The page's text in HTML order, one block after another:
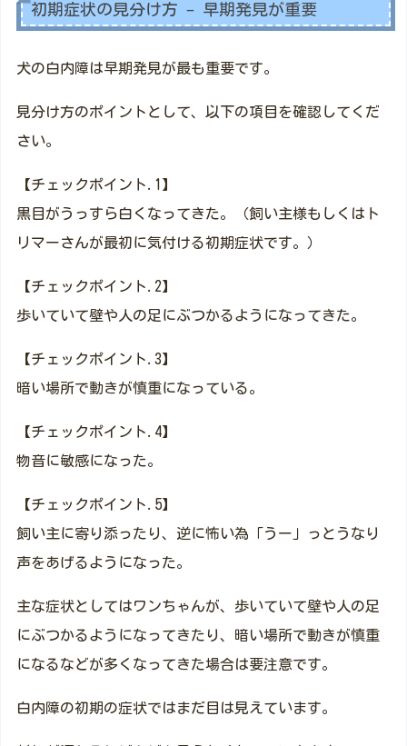
初期症状の見分け方 – 早期発見が重要
犬の白内障は早期発見が最も重要です。
見分け方のポイントとして、以下の項目を確認してくだ
さい。
【チェックポイント.1】
黒目がうっすら白くなってきた。（飼い主様もしくはト
リマーさんが最初に気付ける初期症状です。）
【チェックポイント.2】
歩いていて壁や人の足にぶつかるようになってきた。
【チェックポイント.3】
暗い場所で動きが慎重になっている。
【チェックポイント.4】
物音に敏感になった。
【チェックポイント.5】
飼い主に寄り添ったり、逆に怖い為「うー」っとうなり
声をあげるようになった。
主な症状としてはワンちゃんが、歩いていて壁や人の足
にぶつかるようになってきたり、暗い場所で動きが慎重
になるなどが多くなってきた場合は要注意です。
白内障の初期の症状ではまだ目は見えています。